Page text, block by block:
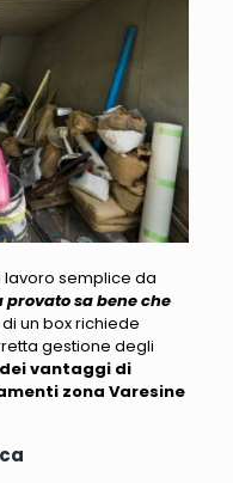
lavoro semplice da
provato sa bene che
un boxrichiede
gestione degli
vantaggi di
zona Varesine